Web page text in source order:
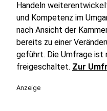
Handeln
und Kompetenz im
nach Ansicht der
bereits zu einer
geführt. Die Umfrage ist
freigeschaltet. Zur
Anzeige